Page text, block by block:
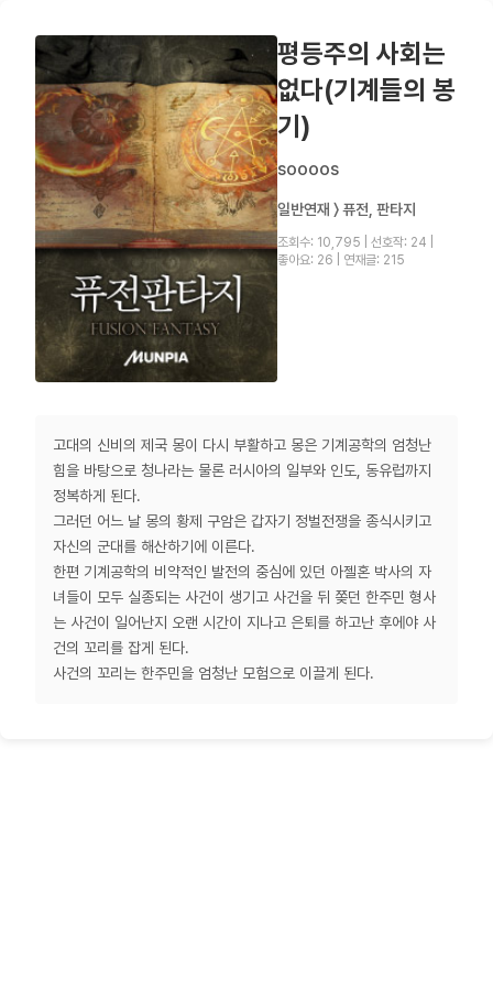
평등주의 사회는
없다(기계들의 봉
기)
soooos
일반연재 〉 퓨전, 판타지
조회수: 10,795 선호작: 24
좋아요: 26
연재글: 215
고대의 신비의 제국 몽이 다시 부활하고 몽은 기계공학의 엄청난
힘을 바탕으로 청나라는 물론 러시아의 일부와 인도, 동유럽까지
정복하게 된다.
그러던 어느 날 몽의 황제 구암은 갑자기 정벌전쟁을 종식시키고
자신의 군대를 해산하기에 이른다.
한편 기계공학의 비약적인 발전의 중심에 있던 아젤혼 박사의 자
녀들이 모두 실종되는 사건이 생기고 사건을 뒤 쫒던 한주민 형사
는 사건이 일어난지 오랜 시간이 지나고 은퇴를 하고난 후에야 사
건의 꼬리를 잡게 된다.
사건의 꼬리는 한주민을 엄청난 모험으로 이끌게 된다.